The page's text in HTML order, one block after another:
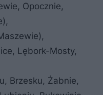
Opocznie,
Lębork-Mosty,
Brzesku, Żabnie,